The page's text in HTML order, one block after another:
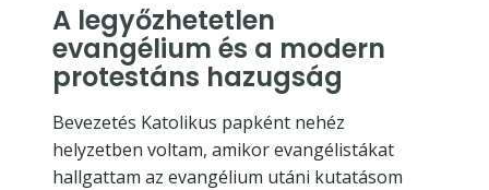
A legyőzhetetlen
evangélium és a modern
protestáns hazugság
Bevezetés Katolikus papként nehéz
helyzetben voltam, amikor evangélistákat
hallgattam az evangélium utáni kutatásom